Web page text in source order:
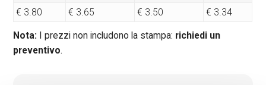
€ 3.80
€ 3.65 € 3.50 € 3.34
Nota: I prezzi non includono la stampa: richiedi un
preventivo.